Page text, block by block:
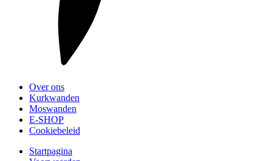
Over ons
Kurkwanden
Moswanden
E-SHOP
Cookiebeleid
Startpagina